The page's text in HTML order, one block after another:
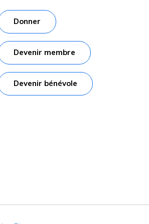
Donner
Devenir membre
Devenir bénévole